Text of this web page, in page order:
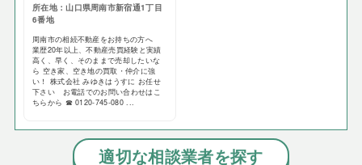
所在地：山口県周南市新宿通1丁目
6番地
周南市の相続不動産をお持ちの方へ
業歴20年以上、不動産売買経験と実績
高く、早く、そのままで売却したいな
ら 空き家、空き地の買取・仲介に強
い！ 株式会社 みゆきはうすに お任せ
下さい お電話でのお問い合わせはこ
ちらから ☎ 0120-745-080 ...
適切な相談業者を探す